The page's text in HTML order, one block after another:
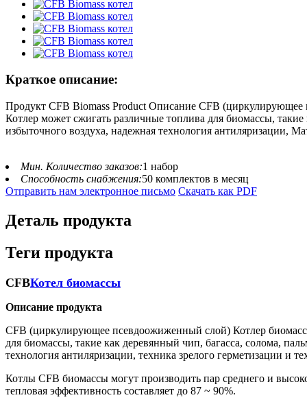
Краткое описание:
Продукт CFB Biomass Product Описание CFB
Котлер может сжигать различные топлива для биомассы,
избыточного воздуха, надежная технология антиляризации,
Мин. Количество заказов:1 набор
Способность снабжения:50 комплектов в месяц
Отправить нам электронное письмо Скачать как PDF
Деталь продукта
Теги продукта
CFBКотел биомассы
Описание продукта
CFB (циркулирующее псевдоожиженный слой) Котлер
для биомассы, такие как деревянный чип, багасса, солома,
технология антиляризации, техника зрелого герметизации и
Котлы CFB биомассы могут производить пар среднего и
тепловая эффективность составляет до 87 ~ 90%.